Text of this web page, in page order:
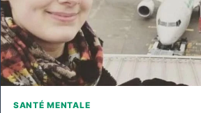
SANTÉ MENTALE